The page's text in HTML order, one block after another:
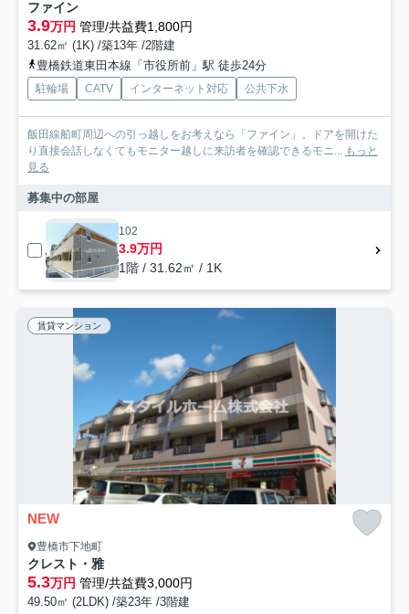
ファイン
3.9万円 管理/共益費1,800円
31.62㎡ (1K) /築13年 /2階建
豊橋鉄道東田本線「市役所前」駅 徒歩24分
駐輪場 CATV インターネット対応 公共下水
飯田線船町周辺への引っ越しをお考えなら「ファイン」。ドアを開けた
り直接会話しなくてもモニター越しに来訪者を確認できるモニ... もっと
見る
募集中の部屋
102
3.9万円
1階 / 31.62㎡ / 1K
賃貸マンション
NEW
豊橋市下地町
クレスト・雅
5.3万円 管理/共益費3,000円
49.50㎡ (2LDK) /築23年 /3階建